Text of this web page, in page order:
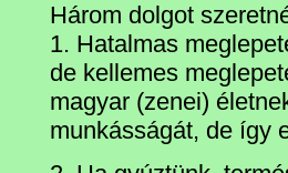
Három dolgot
1. Hatalmas
de kellemes
magyar (zenei)
munkásságát, de így